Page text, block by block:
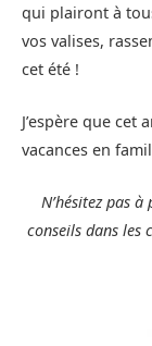
qui plairont à
vos valises,
cet été !
J’espère que
vacances en
N’hésitez pas
conseils dans les